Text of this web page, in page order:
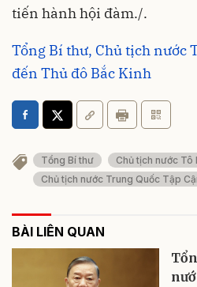
tiến hành hội đàm./.
Tổng Bí thư, Chủ tịch nước
đến Thủ đô Bắc Kinh
Tổng Bí thư Chủ tịch nước Tô
Chủ tịch nước Trung Quốc Tập
BÀI LIÊN QUAN